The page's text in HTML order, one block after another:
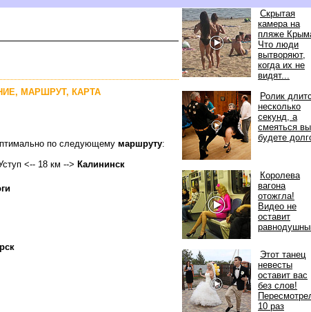
Скрытая
камера на
пляже
Что люди
ытворяют,
когда их не
идят...
Ролик
несколько
секунд, а
смеяться вы
удете
Королева
агона
отожгла!
идео не
оставит
Этот танец
невесты
оставит вас
ез слов!
10 раз
МАРШРУТ, КАРТА
по следующему маршруту:
<-- 18 км --> Калининск